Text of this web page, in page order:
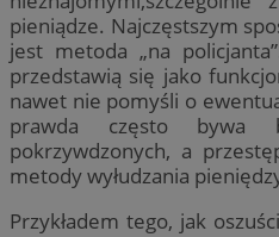
pieniądze. Najczęstszym
jest metoda „na
przedstawią się jako
nawet nie pomyśli o
prawda często bywa
pokrzywdzonych, a
metody wyłudzania
Przykładem tego, jak